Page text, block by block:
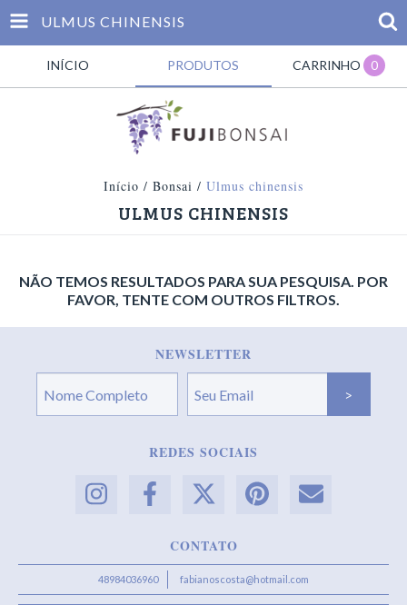
ULMUS CHINENSIS
INÍCIO PRODUTOS CARRINHO 0
Início / Bonsai / Ulmus chinensis
ULMUS CHINENSIS
NÃO TEMOS RESULTADOS PARA SUA PESQUISA. POR
FAVOR, TENTE COM OUTROS FILTROS.
NEWSLETTER
REDES SOCIAIS
CONTATO
48984036960 fabianoscosta@hotmail.com